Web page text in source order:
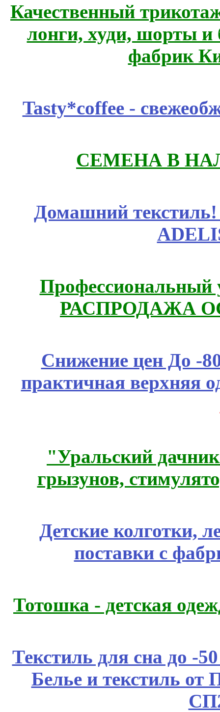
Качественный
лонги, худи, шорты
фабрик
Tasty*coffee -
СЕМЕНА В
Домашний
Профессиональный
РАСПРОДАЖА
Снижение цен До -
практичная верхняя
"Уральский
грызунов,
Детские колготки,
поставки с
Тотошка - детская
Текстиль для сна до
Белье и текстиль от